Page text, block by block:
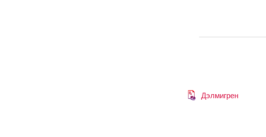
Дэлмигрен